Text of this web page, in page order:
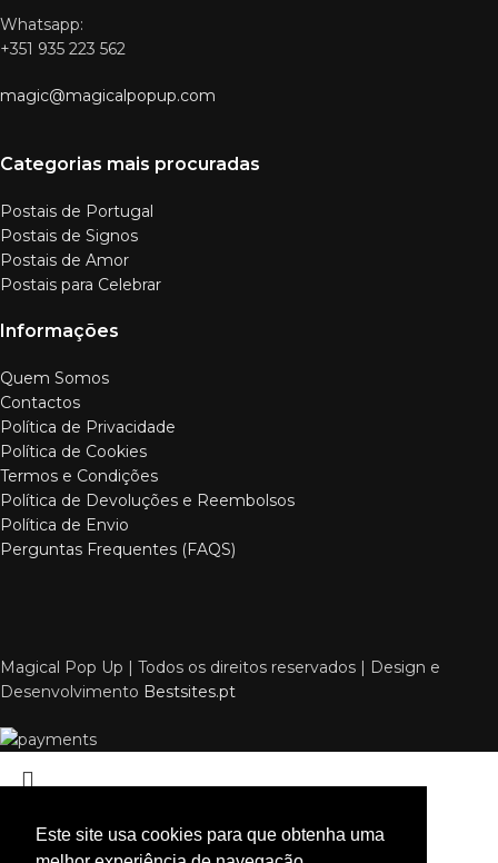
Este site usa cookies para que obtenha uma
Whatsapp:
+351 935 223 562
magic@magicalpopup.com
Categorias mais procuradas
Postais de Portugal
Postais de Signos
Postais de Amor
Postais para Celebrar
Informações
Quem Somos
Contactos
Política de Privacidade
Política de Cookies
Termos e Condições
Política de Devoluções e Reembolsos
Política de Envio
Perguntas Frequentes (FAQS)
Magical Pop Up | Todos os direitos reservados | Design e
Desenvolvimento Bestsites.pt